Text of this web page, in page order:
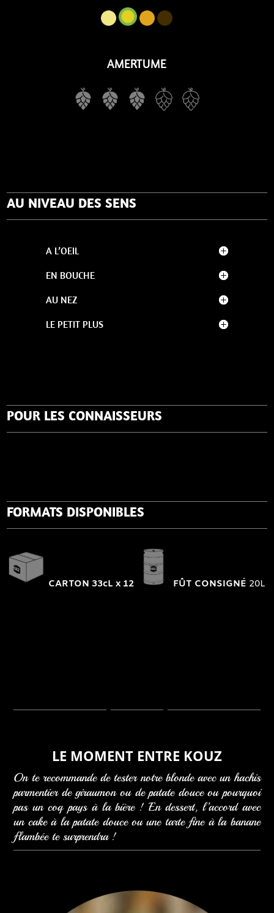
AMERTUME
AU NIVEAU DES SENS
A L’OEIL
EN BOUCHE
AU NEZ
LE PETIT PLUS
POUR LES CONNAISSEURS
FORMATS DISPONIBLES
CARTON 33cL x 12 FÛT CONSIGNÉ 20L
LE MOMENT ENTRE KOUZ
On te recommande de tester notre blonde avec un hachis
parmentier de giraumon ou de patate douce ou pourquoi
pas un coq pays à la bière ! En dessert, l’accord avec
un cake à la patate douce ou une tarte fine à la banane
flambée te surprendra !